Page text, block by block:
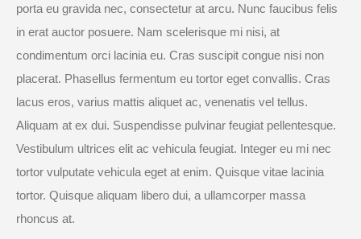
porta eu gravida nec, consectetur at arcu. Nunc faucibus felis
in erat auctor posuere. Nam scelerisque mi nisi, at
condimentum orci lacinia eu. Cras suscipit congue nisi non
placerat. Phasellus fermentum eu tortor eget convallis. Cras
lacus eros, varius mattis aliquet ac, venenatis vel tellus.
Aliquam at ex dui. Suspendisse pulvinar feugiat pellentesque.
Vestibulum ultrices elit ac vehicula feugiat. Integer eu mi nec
tortor vulputate vehicula eget at enim. Quisque vitae lacinia
tortor. Quisque aliquam libero dui, a ullamcorper massa
rhoncus at.